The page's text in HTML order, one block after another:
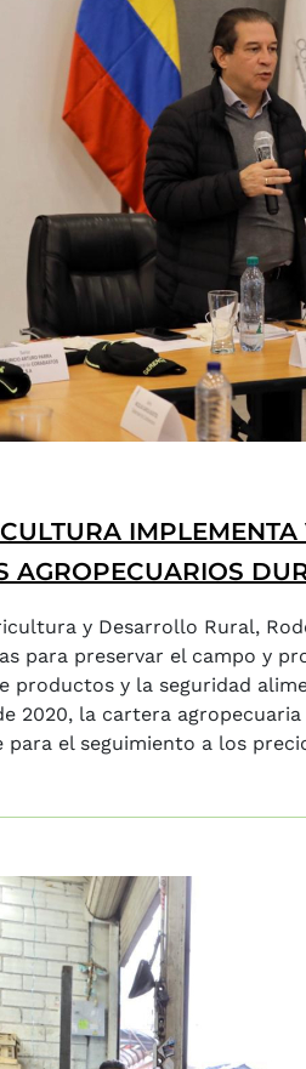
AGROPECUARIOS
y Desarrollo Rural,
para preservar el campo y
productos y la seguridad
2020, la cartera
el seguimiento a los